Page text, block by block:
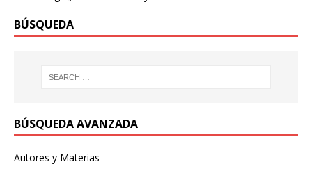
BÚSQUEDA
BÚSQUEDA AVANZADA
Autores y Materias